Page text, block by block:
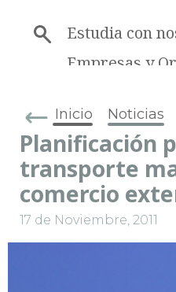
Estudia con
Empresas y
Inicio Noticias
Planificación
transporte
comercio
17 de Noviembre, 2011